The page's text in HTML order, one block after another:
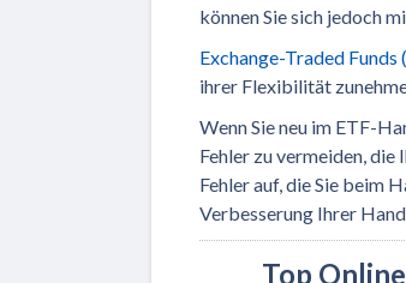
können Sie sich jedoch
Exchange-Traded Funds
ihrer Flexibilität
Wenn Sie neu im ETF-
Fehler zu vermeiden,
Fehler auf, die Sie beim
Verbesserung Ihrer
Top